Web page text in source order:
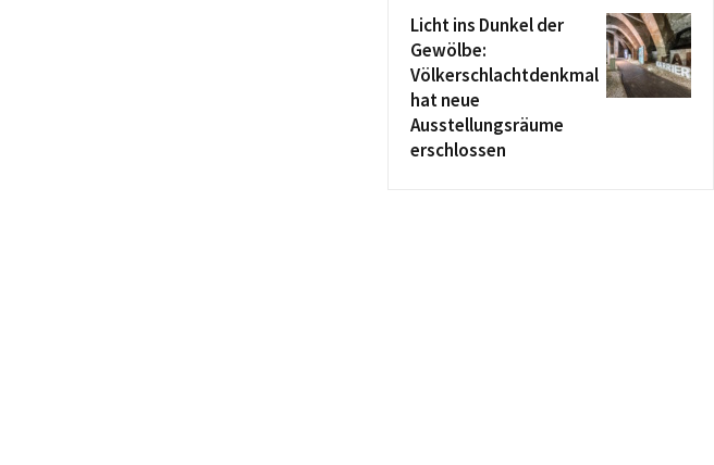
Licht ins Dunkel der
Gewölbe:
Völkerschlachtdenkmal
hat neue
Ausstellungsräume
erschlossen